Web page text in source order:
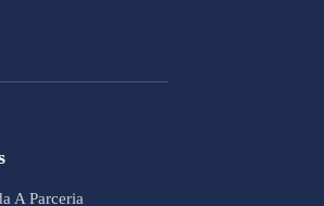
A Parceria